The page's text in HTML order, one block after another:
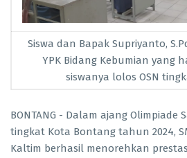
Siswa dan Bapak Supriyanto,
YPK Bidang Kebumian yang
siswanya lolos OSN
BONTANG - Dalam ajang Olimpiade
tingkat Kota Bontang tahun 2024,
Kaltim berhasil menorehkan